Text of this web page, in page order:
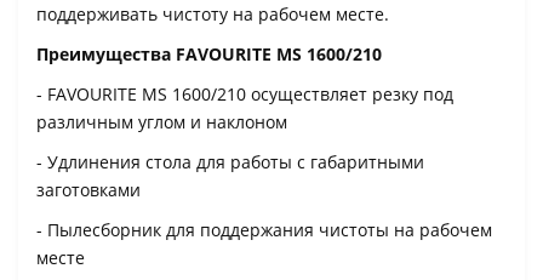
поддерживать чистоту на рабочем месте.
Преимущества FAVOURITE MS 1600/210
- FAVOURITE MS 1600/210 осуществляет резку под
различным углом и наклоном
- Удлинения стола для работы с габаритными
заготовками
- Пылесборник для поддержания чистоты на рабочем
месте